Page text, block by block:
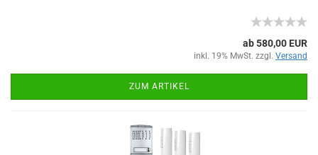
ab 580,00 EUR
inkl. 19% MwSt. zzgl. Versand
ZUM ARTIKEL